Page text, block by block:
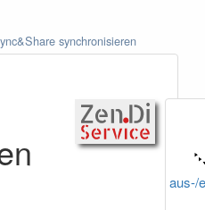
synchronisieren
aus-/